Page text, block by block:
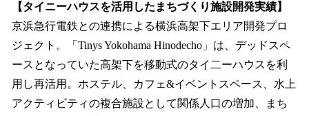
【タイニーハウスを活用したまちづくり施設開発実績】
京浜急行電鉄との連携による横浜高架下エリア開発プロ
ジェクト。「Tinys Yokohama Hinodecho」は、デッドスペ
ースとなっていた高架下を移動式のタイ二ーハウスを利
用し再活用。ホステル、カフェ&イベントスペース、水上
アクティビティの複合施設として関係人口の増加、まち